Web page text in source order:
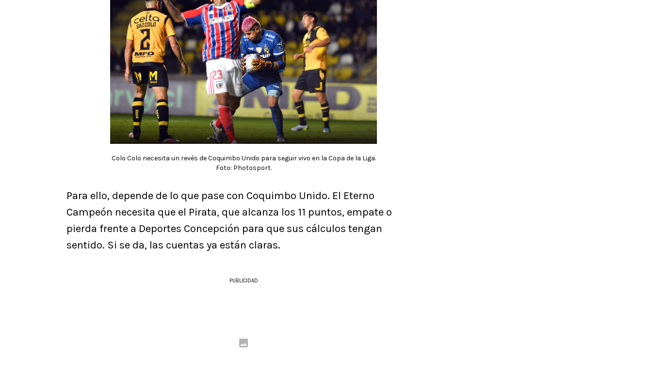
Colo Colo necesita un revés de Coquimbo Unido para seguir vivo en la Copa de la Liga.
Foto: Photosport.
Para ello, depende de lo que pase con Coquimbo Unido. El Eterno
Campeón necesita que el Pirata, que alcanza los 11 puntos, empate o
pierda frente a Deportes Concepción para que sus cálculos tengan
sentido. Si se da, las cuentas ya están claras.
PUBLICIDAD